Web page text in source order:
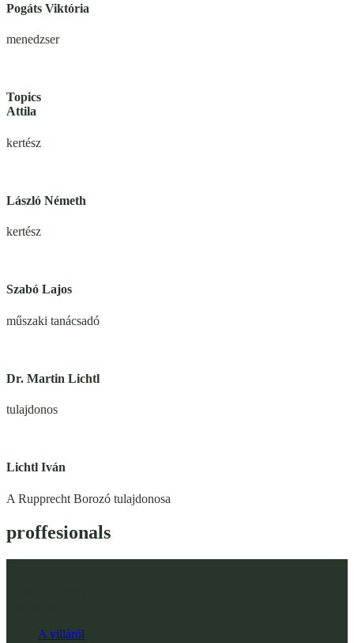
Pogáts Viktória
menedzser
Topics
Attila
kertész
László Németh
kertész
Szabó Lajos
műszaki tanácsadó
Dr. Martin Lichtl
tulajdonos
Lichtl Iván
A Rupprecht Borozó tulajdonosa
proffesionals
A villáról